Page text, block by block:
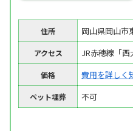
住所 岡山県岡山市
アクセス JR赤穂線「
価格 費用を詳しく
ペット埋葬 不可